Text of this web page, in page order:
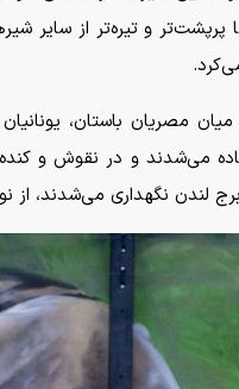
و تیره‌تر از سایر
مصریان باستان،
می‌شدند و در نقوش و
لندن نگهداری می‌شدند، از